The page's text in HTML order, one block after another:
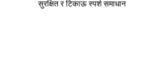
सुरक्षित र टिकाऊ स्पर्श समाधान